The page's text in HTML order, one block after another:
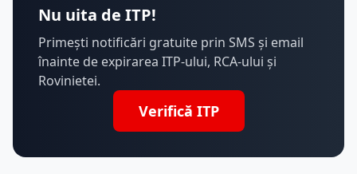
Nu uita de ITP!
Primești notificări gratuite prin SMS și email
înainte de expirarea ITP-ului, RCA-ului și
Rovinietei.
Verifică ITP